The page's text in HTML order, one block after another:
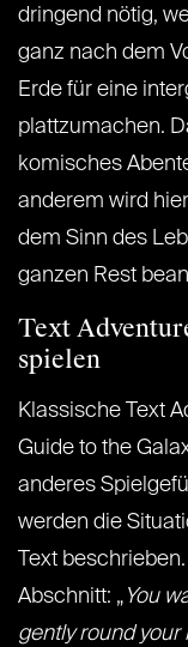
dringend nötig,
ganz nach dem
Erde für eine
plattzumachen.
komisches
anderem wird
dem Sinn des
ganzen Rest
Text
spielen
Klassische Text
Guide to the
anderes
werden die
Text
Abschnitt: „ You
gently round your